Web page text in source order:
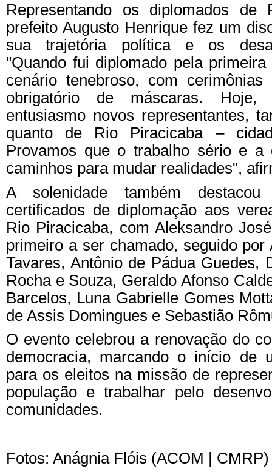
Representando os diplomados de
prefeito Augusto Henrique fez um
sua trajetória política e os
"Quando fui diplomado pela
cenário tenebroso, com
obrigatório de máscaras. Hoje,
entusiasmo novos representantes,
quanto de Rio Piracicaba –
Provamos que o trabalho sério e a
caminhos para mudar realidades",
A solenidade também
certificados de diplomação aos
Rio Piracicaba, com Aleksandro
primeiro a ser chamado, seguido por
Tavares, Antônio de Pádua Guedes,
Rocha e Souza, Geraldo Afonso
Barcelos, Luna Gabrielle Gomes
de Assis Domingues e Sebastião
O evento celebrou a renovação do
democracia, marcando o início de
para os eleitos na missão de
população e trabalhar pelo
comunidades.
Fotos: Anágnia Flóis (ACOM | CMRP)